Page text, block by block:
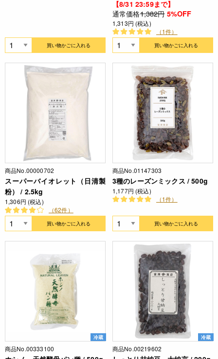
買い物かごに入れる
【8/31 23:59まで】
通常価格1,382円 5%OFF
1,313円 (税込)
（1件）
買い物かごに入れる
商品No.00000702
スーパーバイオレット（日清製
粉） / 2.5kg
1,306円 (税込)
（62件）
買い物かごに入れる
商品No.01147303
3種のレーズンミックス / 500g
1,177円 (税込)
（1件）
買い物かごに入れる
冷蔵
商品No.00333100
冷蔵
商品No.00219602